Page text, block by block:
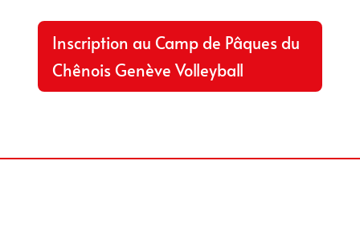
Inscription au Camp de Pâques du
Chênois Genève Volleyball